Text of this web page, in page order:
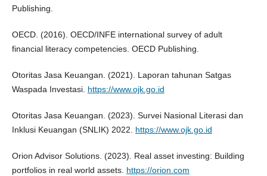
Publishing.
OECD. (2016). OECD/INFE international survey of adult
financial literacy competencies. OECD Publishing.
Otoritas Jasa Keuangan. (2021). Laporan tahunan Satgas
Waspada Investasi. https://www.ojk.go.id
Otoritas Jasa Keuangan. (2023). Survei Nasional Literasi dan
Inklusi Keuangan (SNLIK) 2022. https://www.ojk.go.id
Orion Advisor Solutions. (2023). Real asset investing: Building
portfolios in real world assets. https://orion.com